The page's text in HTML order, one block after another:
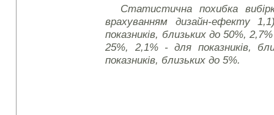
Статистична похибка
врахуванням дизайн-ефекту
показників, близьких до 50%,
25%, 2,1% - для показників,
показників, близьких до 5%.